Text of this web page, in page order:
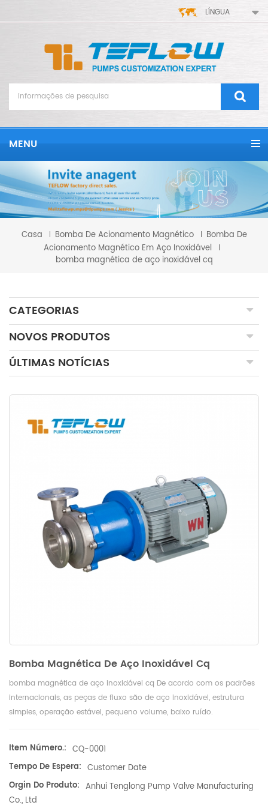
LÍNGUA
MENU
Casa Bomba De Acionamento Magnético
Bomba De
Acionamento Magnético Em Aço Inoxidável
bomba magnética de aço inoxidável cq
CATEGORIAS
NOVOS PRODUTOS
ÚLTIMAS NOTÍCIAS
Bomba Magnética De Aço Inoxidável Cq
bomba magnética de aço inoxidável cq De acordo com os padrões
internacionais, as peças de fluxo são de aço inoxidável, estrutura
simples, operação estável, pequeno volume, baixo ruído.
Item Número.: CQ-0001
Tempo De Espera: Customer Date
Orgin Do Produto: Anhui Tenglong Pump Valve Manufacturing
Co., Ltd